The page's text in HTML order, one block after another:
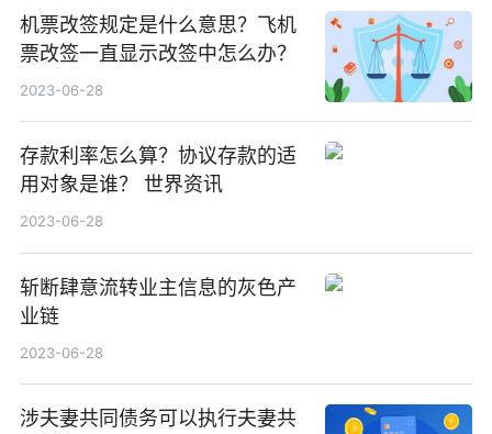
机票改签规定是什么意思？飞机
票改签一直显示改签中怎么办？
2023-06-28
存款利率怎么算？协议存款的适
用对象是谁？ 世界资讯
2023-06-28
斩断肆意流转业主信息的灰色产
业链
2023-06-28
涉夫妻共同债务可以执行夫妻共